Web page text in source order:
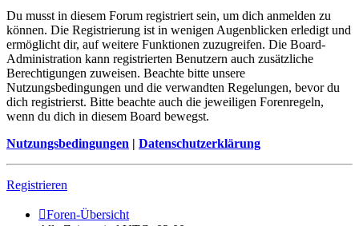
Du musst in diesem Forum registriert sein, um dich anmelden zu
können. Die Registrierung ist in wenigen Augenblicken erledigt und
ermöglicht dir, auf weitere Funktionen zuzugreifen. Die Board-
Administration kann registrierten Benutzern auch zusätzliche
Berechtigungen zuweisen. Beachte bitte unsere
Nutzungsbedingungen und die verwandten Regelungen, bevor du
dich registrierst. Bitte beachte auch die jeweiligen Forenregeln,
wenn du dich in diesem Board bewegst.
Nutzungsbedingungen | Datenschutzerklärung
Registrieren
Foren-Übersicht